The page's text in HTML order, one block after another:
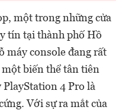
một trong những cửa
tín tại thành phố Hồ
máy console đang rất
biến thể tân tiên
PlayStation 4 Pro là
Với sự ra mắt của